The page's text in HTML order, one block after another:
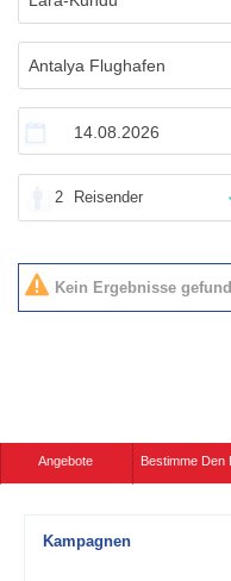
2 Reisender
Kein Ergebnisse
Angebote Bestimme Den
Kampagnen